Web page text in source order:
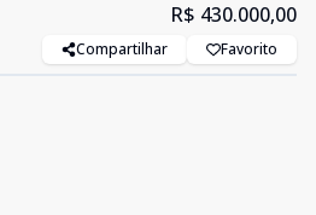
R$ 430.000,00
Compartilhar Favorito